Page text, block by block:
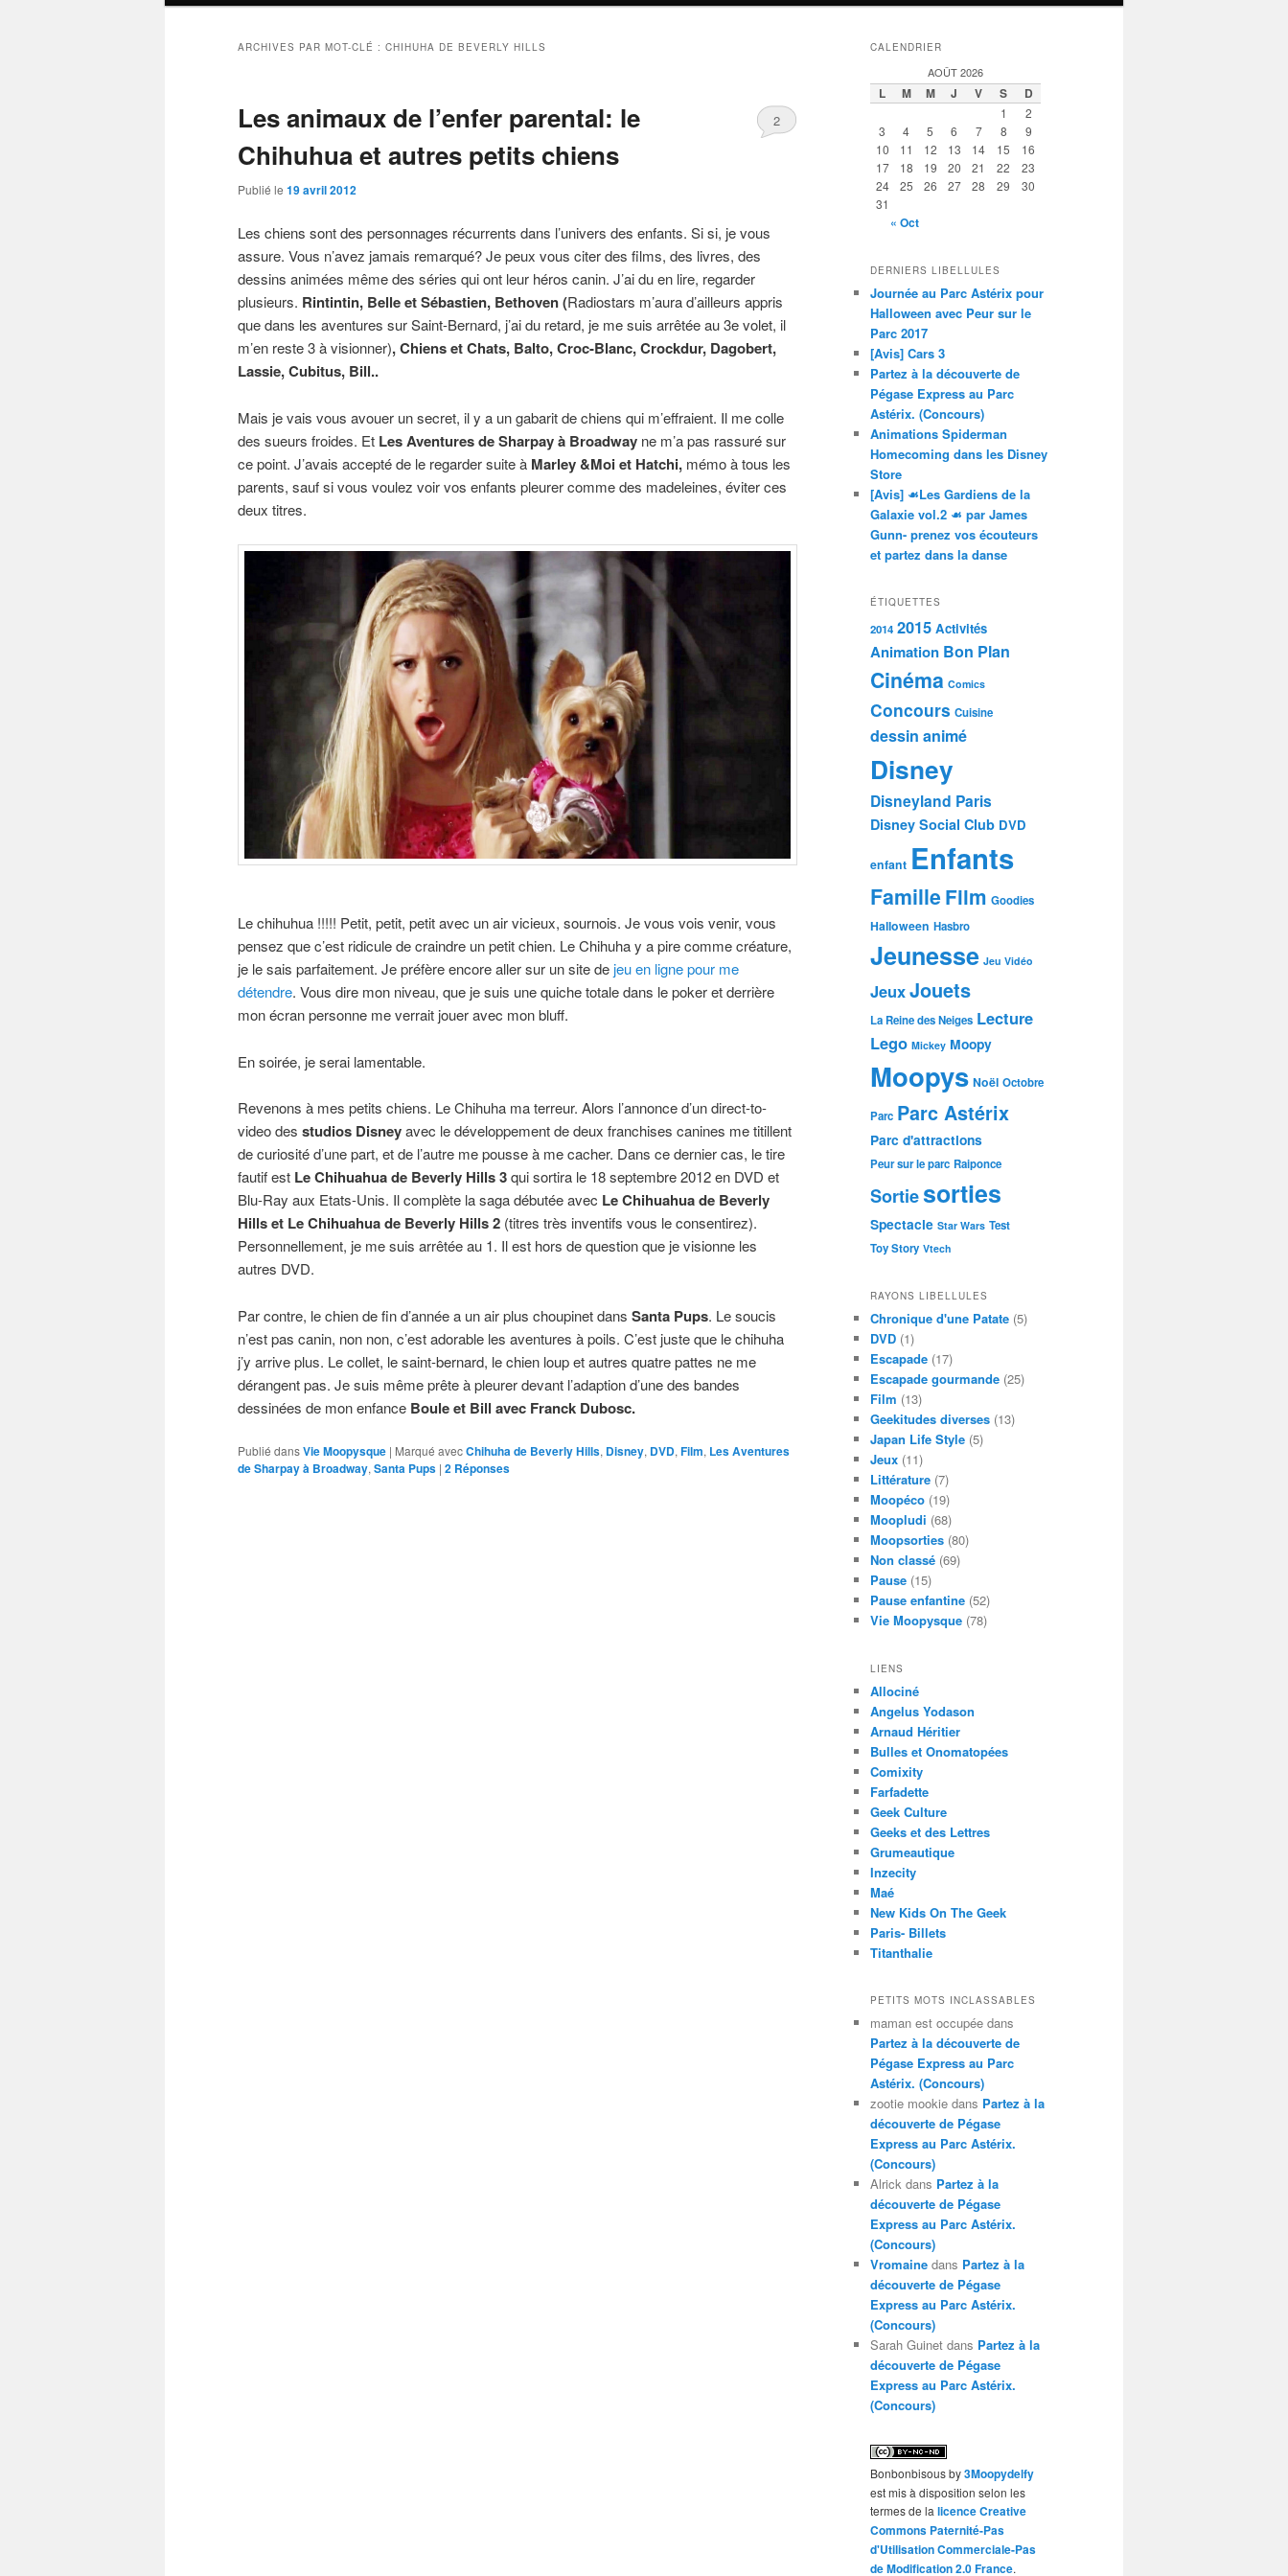
ARCHIVES PAR MOT-CLÉ : CHIHUHA DE BEVERLY HILLS
Les animaux de l’enfer parental: le
Chihuhua et autres petits chiens
Publié le 19 avril 2012
2
Les chiens sont des personnages récurrents dans l’univers des enfants. Si si, je vous
assure. Vous n’avez jamais remarqué? Je peux vous citer des films, des livres, des
dessins animées même des séries qui ont leur héros canin. J’ai du en lire, regarder
plusieurs. Rintintin, Belle et Sébastien, Bethoven (Radiostars m’aura d’ailleurs appris
que dans les aventures sur Saint-Bernard, j’ai du retard, je me suis arrêtée au 3e volet, il
m’en reste 3 à visionner), Chiens et Chats, Balto, Croc-Blanc, Crockdur, Dagobert,
Lassie, Cubitus, Bill..
Mais je vais vous avouer un secret, il y a un gabarit de chiens qui m’effraient. Il me colle
des sueurs froides. Et Les Aventures de Sharpay à Broadway ne m’a pas rassuré sur
ce point. J’avais accepté de le regarder suite à Marley &Moi et Hatchi, mémo à tous les
parents, sauf si vous voulez voir vos enfants pleurer comme des madeleines, éviter ces
deux titres.
Le chihuhua !!!!! Petit, petit, petit avec un air vicieux, sournois. Je vous vois venir, vous
pensez que c’est ridicule de craindre un petit chien. Le Chihuha y a pire comme créature,
je le sais parfaitement. Je préfère encore aller sur un site dejeu en ligne pour me
détendre. Vous dire mon niveau, que je suis une quiche totale dans le poker et derrière
mon écran personne me verrait jouer avec mon bluff.
En soirée, je serai lamentable.
Revenons à mes petits chiens. Le Chihuha ma terreur. Alors l’annonce d’un direct-to-
video des studios Disneyavec le développement de deux franchises canines me titillent
de curiosité d’une part, et de l’autre me pousse à me cacher. Dans ce dernier cas, le tire
fautif est Le Chihuahua de Beverly Hills 3qui sortira le 18 septembre 2012 en DVD et
Blu-Ray aux Etats-Unis. Il complète la saga débutée avec Le Chihuahua de Beverly
Hills et Le Chihuahua de Beverly Hills 2 (titres très inventifs vous le consentirez).
Personnellement, je me suis arrêtée au 1. Il est hors de question que je visionne les
autres DVD.
Par contre, le chien de fin d’année a un air plus choupinet dans Santa Pups. Le soucis
n’est pas canin, non non, c’est adorable les aventures à poils. C’est juste que le chihuha
j’y arrive plus. Le collet, le saint-bernard, le chien loup et autres quatre pattes ne me
dérangent pas. Je suis même prête à pleurer devant l’adaption d’une des bandes
dessinées de mon enfance Boule et Bill avec Franck Dubosc.
Publié dansVie Moopysque | Marqué avecChihuha de Beverly Hills, Disney, DVD, Film, Les Aventures
de Sharpay à Broadway, Santa Pups | 2 Réponses
CALENDRIER
AOÛT 2026
L M M J V S D
1
2
3
4 5 6 7 8
9
10
11 12 13 14 15
16
17
18 19 20 21 22
23
24
25 26 27 28 29
30
31
« Oct
DERNIERS LIBELLULES
Journée au Parc Astérix pour
Halloween avec Peur sur le
Parc 2017
[Avis] Cars 3
Partez à la découverte de
Pégase Express au Parc
Astérix. (Concours)
Animations Spiderman
Homecoming dans les Disney
Store
[Avis] ☙Les Gardiens de la
Galaxie vol.2 ☙ par James
Gunn- prenez vos écouteurs
et partez dans la danse
ÉTIQUETTES
2014 2015 Activités
Animation Bon Plan
Cinéma Comics
Concours Cuisine
dessin animé
Disney
Disneyland Paris
Disney Social Club DVD
enfant Enfants
FamilleFilm Goodies
Halloween Hasbro
Jeunesse Jeu Vidéo
JeuxJouets
La Reine des Neiges Lecture
Lego Mickey Moopy
Moopys Noël Octobre
Parc Parc Astérix
Parc d'attractions
Peur sur le parc Raiponce
Sortiesorties
Spectacle Star Wars Test
Toy Story Vtech
RAYONS LIBELLULES
Chronique d'une Patate (5)
DVD (1)
Escapade (17)
Escapade gourmande (25)
Film (13)
Geekitudes diverses (13)
Japan Life Style (5)
Jeux (11)
Littérature (7)
Moopéco (19)
Moopludi (68)
Moopsorties (80)
Non classé (69)
Pause (15)
Pause enfantine (52)
Vie Moopysque (78)
LIENS
Allociné
Angelus Yodason
Arnaud Héritier
Bulles et Onomatopées
Comixity
Farfadette
Geek Culture
Geeks et des Lettres
Grumeautique
Inzecity
Maé
New Kids On The Geek
Paris- Billets
Titanthalie
PETITS MOTS INCLASSABLES
maman est occupée dans
Partez à la découverte de
Pégase Express au Parc
Astérix. (Concours)
zootie mookie dans Partez à la
découverte de Pégase
Express au Parc Astérix.
(Concours)
Alrick dans Partez à la
découverte de Pégase
Express au Parc Astérix.
(Concours)
Vromaine dans Partez à la
découverte de Pégase
Express au Parc Astérix.
(Concours)
Sarah Guinet dans Partez à la
découverte de Pégase
Express au Parc Astérix.
(Concours)
Bonbonbisousby3Moopydelfy
est mis à disposition selon les
termes de la licence Creative
Commons Paternité-Pas
d'Utilisation Commerciale-Pas
de Modification 2.0 France.